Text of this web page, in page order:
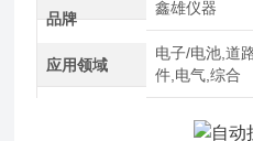
品牌
鑫雄仪器
应用领域
电子/电池,道
件,电气,综合